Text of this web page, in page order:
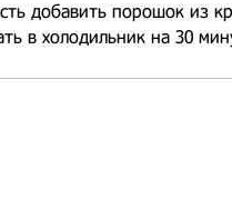
добавить порошок из
в холодильник на 30